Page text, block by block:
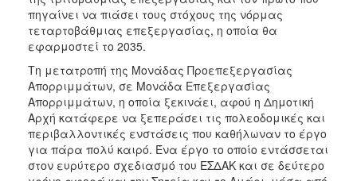
πηγαίνει να πιάσει τους στόχους της νόρμας
τεταρτοβάθμιας επεξεργασίας, η οποία θα
εφαρμοστεί το 2035.
Τη μετατροπή της Μονάδας Προεπεξεργασίας
Απορριμμάτων, σε Μονάδα Επεξεργασίας
Απορριμμάτων, η οποία ξεκινάει, αφού η Δημοτική
Αρχή κατάφερε να ξεπεράσει τις πολεοδομικές και
περιβαλλοντικές ενστάσεις που καθήλωναν το έργο
για πάρα πολύ καιρό. Ένα έργο το οποίο εντάσσεται
στον ευρύτερο σχεδιασμό του ΕΣΔΑΚ και σε δεύτερο